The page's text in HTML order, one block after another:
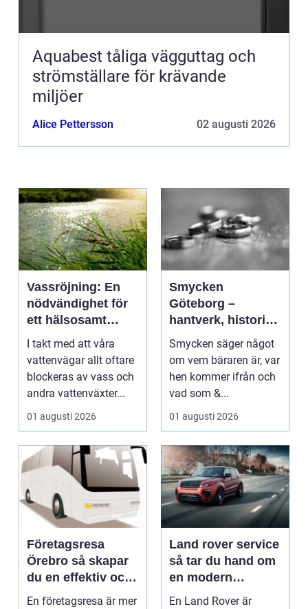
Aquabest tåliga vägguttag och
strömställare för krävande
miljöer
Alice Pettersson 02 augusti 2026
Vassröjning: En
nödvändighet för
ett hälsosamt
vattenlandskap
I takt med att våra
vattenvägar allt oftare
blockeras av vass och
andra vattenväxter...
01 augusti 2026
Smycken
Göteborg –
hantverk, historia
och personligt
uttryck
Smycken säger något
om vem bäraren är, var
hen kommer ifrån och
vad som &...
01 augusti 2026
Företagsresa
Örebro så skapar
du en effektiv och
minnesvärd resa
En företagsresa är mer
Land rover service
så tar du hand om
en modern
klassiker
En Land Rover är